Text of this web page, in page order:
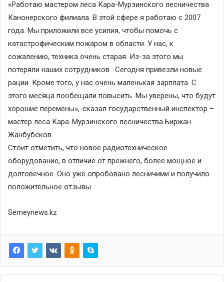
«Работаю мастером леса Кара-Мурзинского лесничества
Канонерского филиала. В этой сфере я работаю с 2007
года. Мы приложили все усилия, чтобы помочь с
катастрофическим пожаром в области. У нас, к
сожалению, техника очень старая. Из-за этого мы
потеряли наших сотрудников. Cегодня привезли новые
рации. Кроме того, у нас очень маленькая зарплата. С
этого месяца пообещали повысить. Мы уверены, что будут
хорошие перемены»,-сказал государственный инспектор –
мастер леса Кара-Мурзинского лесничества Биржан
Жанбубеков.
Стоит отметить, что новое радиотехническое
оборудование, в отличие от прежнего, более мощное и
долговечное. Оно уже опробовано лесничими и получило
положительное отзывы.
Semeynews.kz